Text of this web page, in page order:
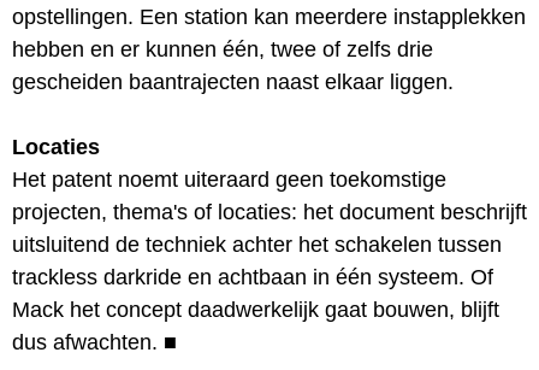
opstellingen. Een station kan meerdere instapplekken
hebben en er kunnen één, twee of zelfs drie
gescheiden baantrajecten naast elkaar liggen.
Locaties
Het patent noemt uiteraard geen toekomstige
projecten, thema's of locaties: het document beschrijft
uitsluitend de techniek achter het schakelen tussen
trackless darkride en achtbaan in één systeem. Of
Mack het concept daadwerkelijk gaat bouwen, blijft
dus afwachten. ■